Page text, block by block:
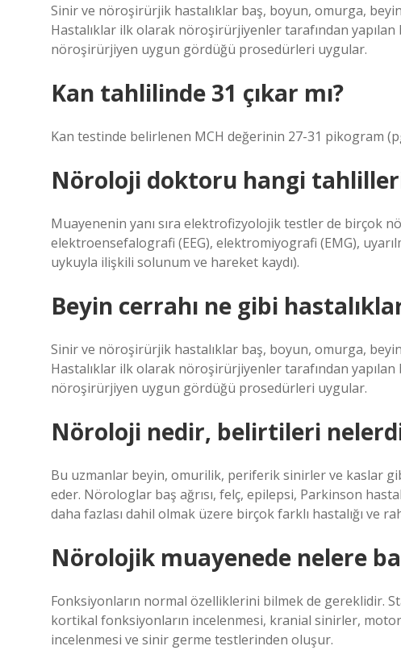
Sinir ve nöroşirürjik hastalıklar baş, boyun, omurga,
Hastalıklar ilk olarak nöroşirürjiyenler tarafından
nöroşirürjiyen uygun gördüğü prosedürleri uygular.
Kan tahlilinde 31 çıkar mı?
Kan testinde belirlenen MCH değerinin 27-31 pikogram
Nöroloji doktoru hangi
Muayenenin yanı sıra elektrofizyolojik testler de birçok
elektroensefalografi (EEG), elektromiyografi (EMG),
uykuyla ilişkili solunum ve hareket kaydı).
Beyin cerrahı ne gibi
Sinir ve nöroşirürjik hastalıklar baş, boyun, omurga,
Hastalıklar ilk olarak nöroşirürjiyenler tarafından
nöroşirürjiyen uygun gördüğü prosedürleri uygular.
Nöroloji nedir, belirtileri
Bu uzmanlar beyin, omurilik, periferik sinirler ve kaslar
eder. Nörologlar baş ağrısı, felç, epilepsi, Parkinson
daha fazlası dahil olmak üzere birçok farklı hastalığı ve
Nörolojik muayenede nelere
Fonksiyonların normal özelliklerini bilmek de gereklidir.
kortikal fonksiyonların incelenmesi, kranial sinirler,
incelenmesi ve sinir germe testlerinden oluşur.